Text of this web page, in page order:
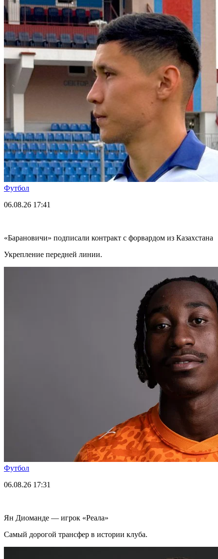
Футбол
06.08.26 17:41
«Барановичи» подписали контракт с форвардом из Казахстана
Укрепление передней линии.
Футбол
06.08.26 17:31
Ян Диоманде — игрок «Реала»
Самый дорогой трансфер в истории клуба.